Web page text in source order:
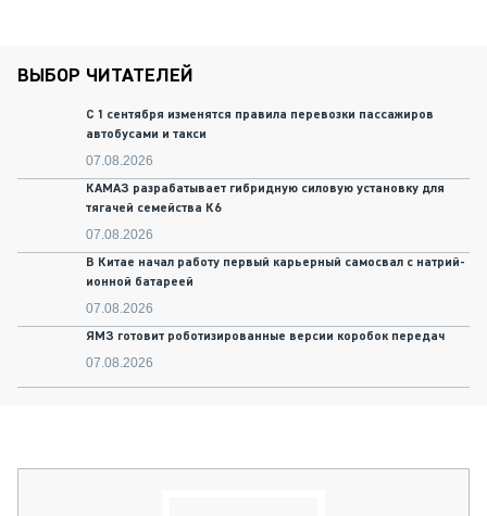
ВЫБОР ЧИТАТЕЛЕЙ
С 1 сентября изменятся правила перевозки пассажиров
автобусами и такси
07.08.2026
КАМАЗ разрабатывает гибридную силовую установку для
тягачей семейства К6
07.08.2026
В Китае начал работу первый карьерный самосвал с натрий-
ионной батареей
07.08.2026
ЯМЗ готовит роботизированные версии коробок передач
07.08.2026